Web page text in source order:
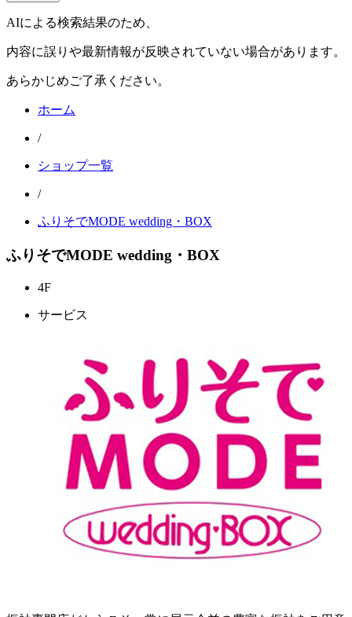
AIによる検索結果のため、
内容に誤りや最新情報が反映されていない場合があります。
あらかじめご了承ください。
ホーム
/
ショップ一覧
/
ふりそでMODE wedding・BOX
ふりそでMODE wedding・BOX
4F
サービス